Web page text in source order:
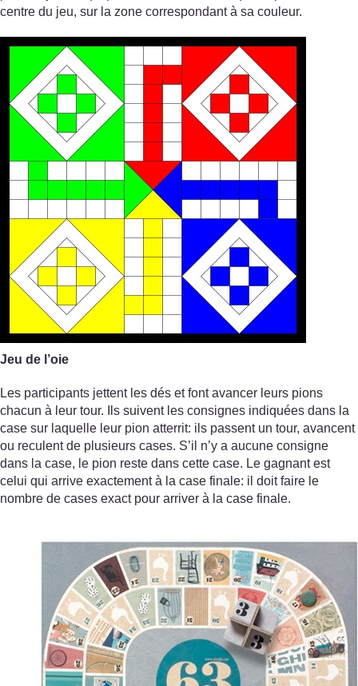
centre du jeu, sur la zone correspondant à sa couleur.
Jeu de l’oie
Les participants jettent les dés et font avancer leurs pions
chacun à leur tour. Ils suivent les consignes indiquées dans la
case sur laquelle leur pion atterrit: ils passent un tour, avancent
ou reculent de plusieurs cases. S’il n’y a aucune consigne
dans la case, le pion reste dans cette case. Le gagnant est
celui qui arrive exactement à la case finale: il doit faire le
nombre de cases exact pour arriver à la case finale.